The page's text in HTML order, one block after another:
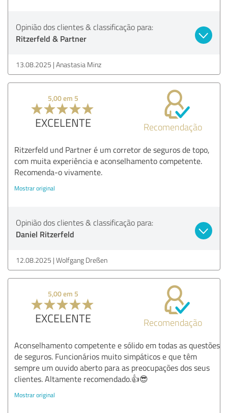
Opinião dos clientes & classificação para:
Ritzerfeld & Partner
13.08.2025 Anastasia Minz
5,00 em 5
EXCELENTE Recomendação
Ritzerfeld und Partner é um corretor de seguros de topo,
com muita experiência e aconselhamento competente.
Recomenda-o vivamente.
Mostrar original
Opinião dos clientes & classificação para:
Daniel Ritzerfeld
12.08.2025 Wolfgang Dreßen
5,00 em 5
EXCELENTE Recomendação
Aconselhamento competente e sólido em todas as questões
de seguros. Funcionários muito simpáticos e que têm
sempre um ouvido aberto para as preocupações dos seus
clientes. Altamente recomendado.👍😎
Mostrar original